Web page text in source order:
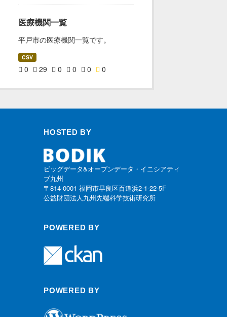
医療機関一覧
平戸市の医療機関一覧です。
CSV
0 29 0 0 0 0
HOSTED BY
ビッグデータ&オープンデータ・イニシアティ
ブ九州
〒814-0001 福岡市早良区百道浜2-1-22-5F
公益財団法人九州先端科学技術研究所
POWERED BY
POWERED BY